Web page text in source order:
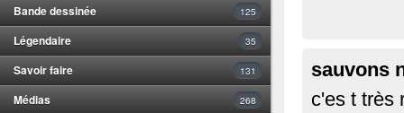
Bande dessinée 125
Légendaire 35
Savoir faire 131
Médias 268
sauvons
c'es t très